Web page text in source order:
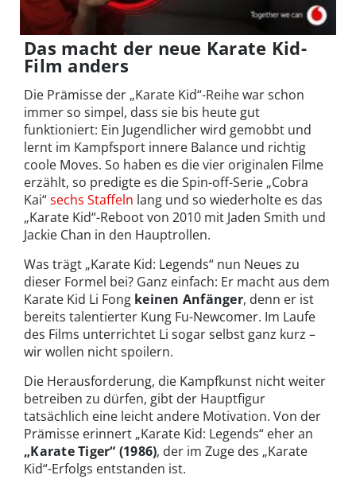
Das macht der neue Karate Kid-
Film anders
Die Prämisse der „Karate Kid“-Reihe war schon
immer so simpel, dass sie bis heute gut
funktioniert: Ein Jugendlicher wird gemobbt und
lernt im Kampfsport innere Balance und richtig
coole Moves. So haben es die vier originalen Filme
erzählt, so predigte es die Spin-off-Serie „Cobra
Kai“sechs Staffeln lang und so wiederholte es das
„Karate Kid“-Reboot von 2010 mit Jaden Smith und
Jackie Chan in den Hauptrollen.
Was trägt „Karate Kid: Legends“ nun Neues zu
dieser Formel bei? Ganz einfach: Er macht aus dem
Karate Kid Li Fong keinen Anfänger, denn er ist
bereits talentierter Kung Fu-Newcomer. Im Laufe
des Films unterrichtet Li sogar selbst ganz kurz –
wir wollen nicht spoilern.
Die Herausforderung, die Kampfkunst nicht weiter
betreiben zu dürfen, gibt der Hauptfigur
tatsächlich eine leicht andere Motivation. Von der
Prämisse erinnert „Karate Kid: Legends“ eher an
„Karate Tiger“ (1986), der im Zuge des „Karate
Kid“-Erfolgs entstanden ist.